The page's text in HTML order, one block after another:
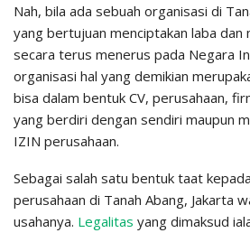
Nah, bila ada sebuah organisasi di
yang bertujuan menciptakan laba dan
secara terus menerus pada Negara
organisasi hal yang demikian
bisa dalam bentuk CV, perusahaan,
yang berdiri dengan sendiri maupun
IZIN perusahaan.
Sebagai salah satu bentuk taat
perusahaan di Tanah Abang, Jakarta
usahanya. Legalitas yang dimaksud